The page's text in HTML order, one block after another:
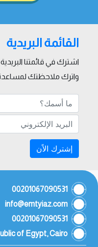
القائمة البريدية
اشترك في قائمتنا
واترك ملاحظتك
إشترك الاًن
00201067090531
info@emtyiaz.com
00201067090531
of Egypt, Cairo